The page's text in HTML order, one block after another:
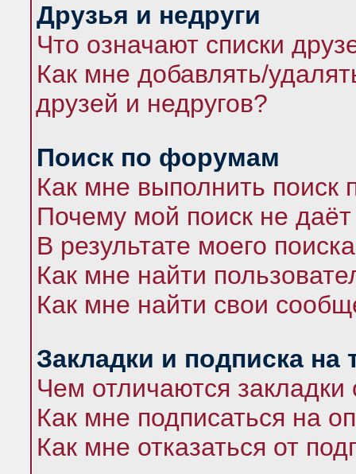
Друзья и недруги
Что означают списки
Как мне добавлять/
друзей и недругов?
Поиск по форумам
Как мне выполнить
Почему мой поиск не даёт
В результате моего
Как мне найти
Как мне найти свои
Закладки и подписка на
Чем отличаются закладки
Как мне подписаться на
Как мне отказаться от